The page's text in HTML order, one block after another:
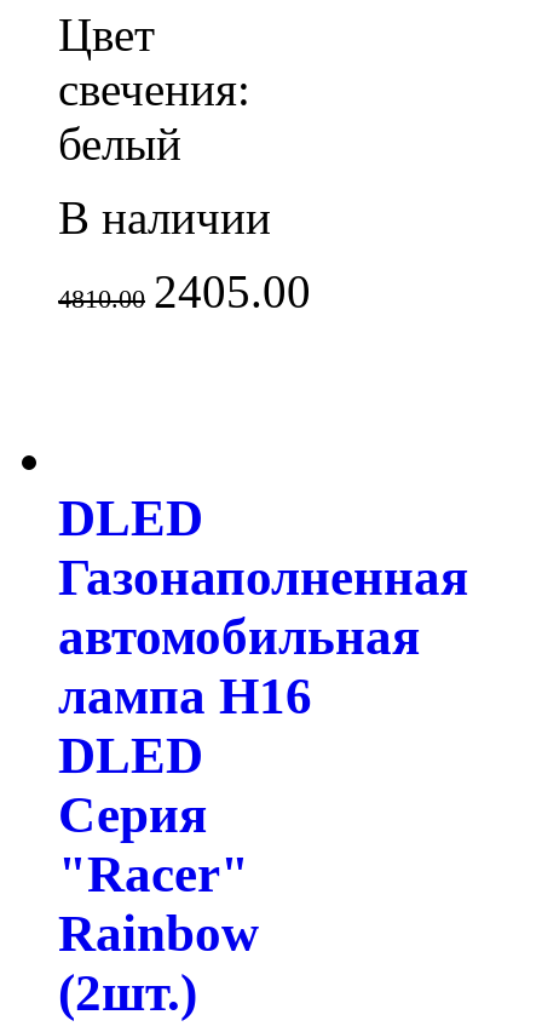
Цвет
свечения:
белый
В наличии
4810.00 2405.00
DLED
Газонаполненная
автомобильная
лампа H16
DLED
Серия
"Racer"
Rainbow
(2шт.)